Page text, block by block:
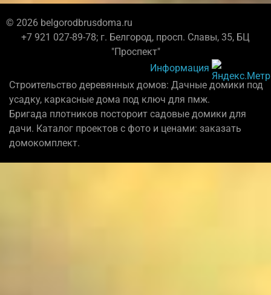
© 2026 belgorodbrusdoma.ru
+7 921 027-89-78; г. Белгород, просп. Славы, 35, БЦ
"Проспект"
Информация
Строительство деревянных домов: Дачные домики под
усадку, каркасные дома под ключ для пмж.
Бригада плотников постороит садовые домики для
дачи. Каталог проектов с фото и ценами: заказать
домокомплект.